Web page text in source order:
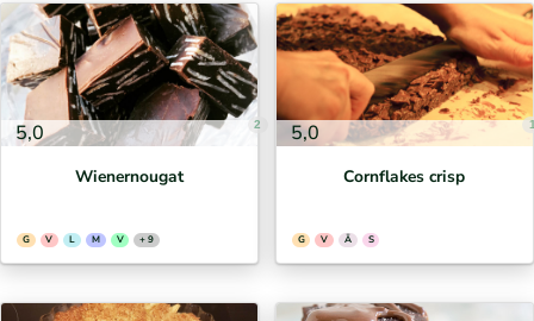
5,0 2
Wienernougat
G V L M V + 9
5,0
Cornflakes crisp
G V Ä S